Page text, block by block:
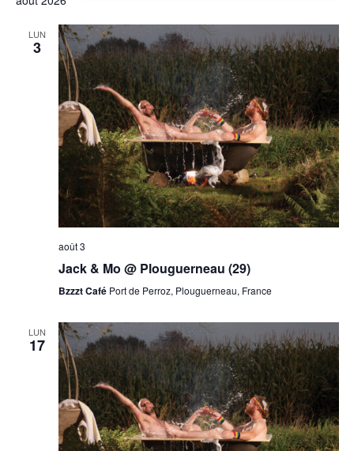
LUN
3
août 3
Jack & Mo @ Plouguerneau (29)
Bzzzt Café Port de Perroz, Plouguerneau, France
LUN
17